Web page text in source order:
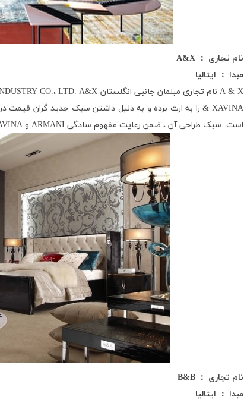
نام تجاری ：
A&X
مبدا ： ایتالیا
A & Xنام تجاری مبلمان جانبی انگلستان CO.،LTD. A&X
& XAVINA را به ارث برده و به دلیل داشتن سبک جدید گران قیمت
است. سبک طراحی آن ، ضمن رعایت مفهوم سادگی ARMANI و XAVINA
نام تجاری ：
B&B
مبدا ： ایتالیا